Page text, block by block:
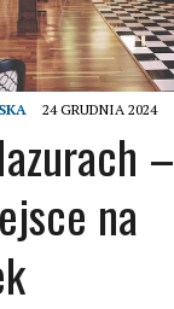
24 GRUDNIA 2024
–
na